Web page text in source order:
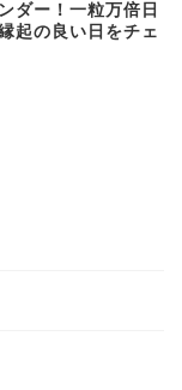
ダー！一粒万倍日
起の良い日をチェ